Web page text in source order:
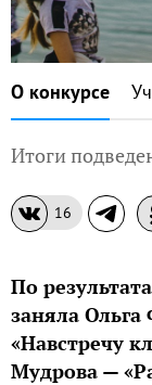
О конкурсе
Итоги
16
По
заняла
«Навстречу
Мудрова —